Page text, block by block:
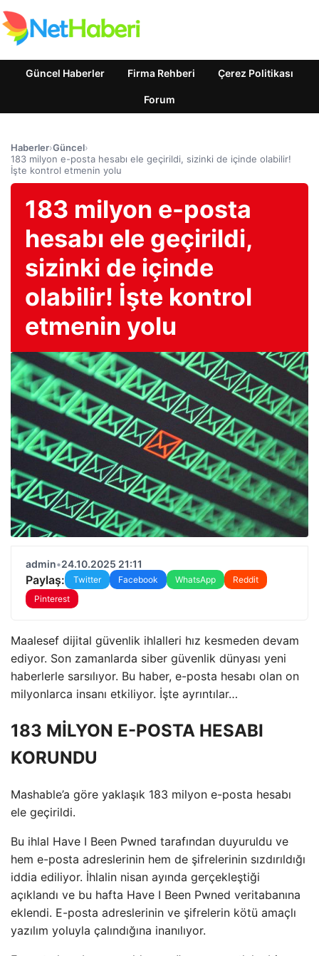
Güncel Haberler Firma Rehberi Çerez Politikası
Forum
Haberler›Güncel›
183 milyon e-posta hesabı ele geçirildi, sizinki de içinde olabilir!
İşte kontrol etmenin yolu
183 milyon e-posta
hesabı ele geçirildi,
sizinki de içinde
olabilir! İşte kontrol
etmenin yolu
admin•24.10.2025 21:11
Paylaş: Twitter Facebook WhatsApp
Reddit
Pinterest
Maalesef dijital güvenlik ihlalleri hız kesmeden devam
ediyor. Son zamanlarda siber güvenlik dünyası yeni
haberlerle sarsılıyor. Bu haber, e-posta hesabı olan on
milyonlarca insanı etkiliyor. İşte ayrıntılar…
183 MİLYON E-POSTA HESABI
KORUNDU
Mashable’a göre yaklaşık 183 milyon e-posta hesabı
ele geçirildi.
Bu ihlal Have I Been Pwned tarafından duyuruldu ve
hem e-posta adreslerinin hem de şifrelerinin sızdırıldığı
iddia ediliyor. İhlalin nisan ayında gerçekleştiği
açıklandı ve bu hafta Have I Been Pwned veritabanına
eklendi. E-posta adreslerinin ve şifrelerin kötü amaçlı
yazılım yoluyla çalındığına inanılıyor.